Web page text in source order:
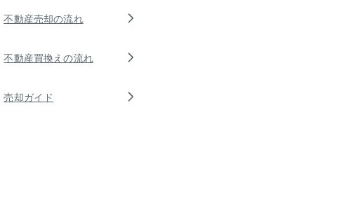
不動産売却の流れ
不動産買換えの流れ
売却ガイド